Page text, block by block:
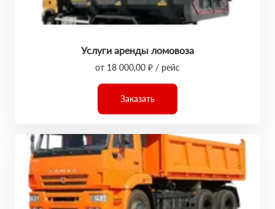
Услуги аренды ломовоза
от 18 000,00 ₽ / рейс
Заказать